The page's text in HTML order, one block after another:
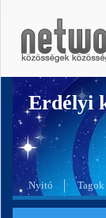
Erdélyi
Nyitó Tagok